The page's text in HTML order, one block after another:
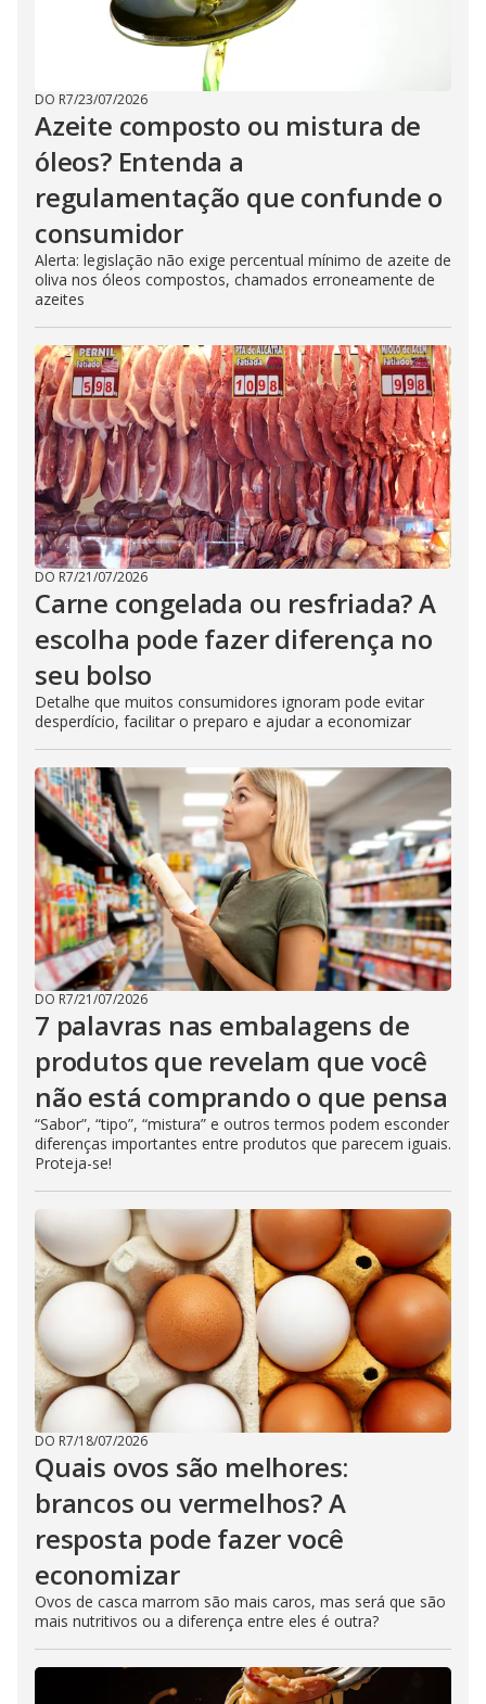
DO R7/23/07/2026
Azeite composto ou mistura de
óleos? Entenda a
regulamentação que confunde o
consumidor
Alerta: legislação não exige percentual mínimo de azeite de
oliva nos óleos compostos, chamados erroneamente de
azeites
DO R7/21/07/2026
Carne congelada ou resfriada? A
escolha pode fazer diferença no
seu bolso
Detalhe que muitos consumidores ignoram pode evitar
desperdício, facilitar o preparo e ajudar a economizar
DO R7/21/07/2026
7 palavras nas embalagens de
produtos que revelam que você
não está comprando o que pensa
“Sabor”, “tipo”, “mistura” e outros termos podem esconder
diferenças importantes entre produtos que parecem iguais.
Proteja-se!
DO R7/18/07/2026
Quais ovos são melhores:
brancos ou vermelhos? A
resposta pode fazer você
economizar
Ovos de casca marrom são mais caros, mas será que são
mais nutritivos ou a diferença entre eles é outra?